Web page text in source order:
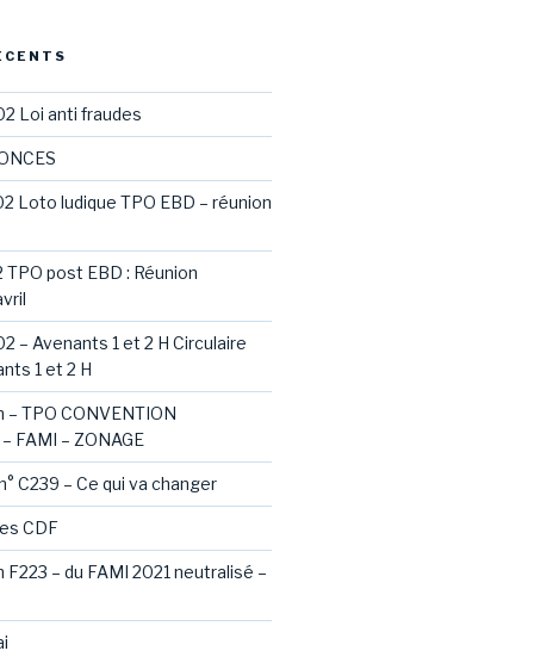
Loi anti fraudes
Loto ludique TPO EBD – réunion
post EBD : Réunion
– Avenants 1 et 2 H Circulaire
1 et 2 H
– TPO CONVENTION
FAMI – ZONAGE
C239 – Ce qui va changer
CDF
F223 – du FAMI 2021 neutralisé –